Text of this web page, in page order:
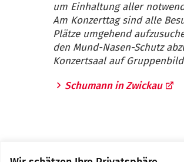
um Einhaltung aller
Am Konzerttag sind alle
Plätze umgehend
den Mund-Nasen-Schutz
Konzertsaal auf
Schumann in Zwickau